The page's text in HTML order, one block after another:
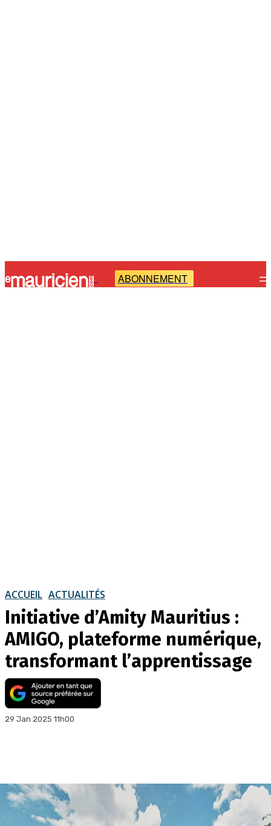
- ABONNEMENT
ACCUEIL ACTUALITÉS
Initiative d’Amity Mauritius :
AMIGO, plateforme numérique,
transformant l’apprentissage
29 Jan 2025 11h00